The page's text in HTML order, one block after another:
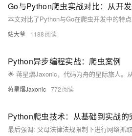
站大爷 1188
Python异步编程实战：爬虫案例
蒋星熠Jaxonic 772
Python爬虫技术：从基础到实战的